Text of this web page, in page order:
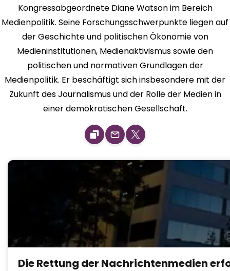
Kongressabgeordnete Diane Watson im Bereich
Medienpolitik. Seine Forschungsschwerpunkte liegen auf
der Geschichte und politischen Ökonomie von
Medieninstitutionen, Medienaktivismus sowie den
politischen und normativen Grundlagen der
Medienpolitik. Er beschäftigt sich insbesondere mit der
Zukunft des Journalismus und der Rolle der Medien in
einer demokratischen Gesellschaft.
Die Rettung der Nachrichtenmedien